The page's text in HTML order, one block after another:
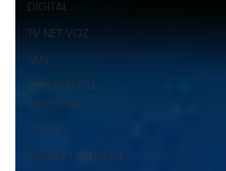
DIGITAL
TV NET VOZ
SMS
INTELIGÊNCIA
ARTIFICIAL
CLOUD
INTERNET PREMIUM